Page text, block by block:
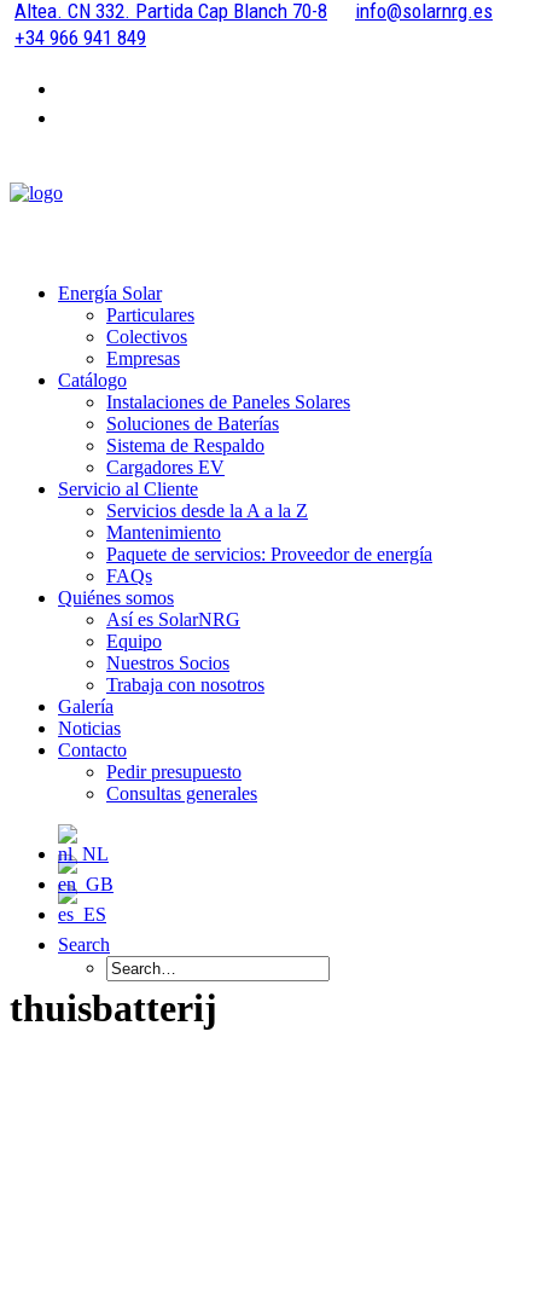
Altea. CN 332. Partida Cap Blanch 70-8
info@solarnrg.es
+34 966 941 849
Energía Solar
Particulares
Colectivos
Empresas
Catálogo
Instalaciones de Paneles Solares
Soluciones de Baterías
Sistema de Respaldo
Cargadores EV
Servicio al Cliente
Servicios desde la A a la Z
Mantenimiento
Paquete de servicios: Proveedor de energía
FAQs
Quiénes somos
Así es SolarNRG
Equipo
Nuestros Socios
Trabaja con nosotros
Galería
Noticias
Contacto
Pedir presupuesto
Consultas generales
Search
thuisbatterij